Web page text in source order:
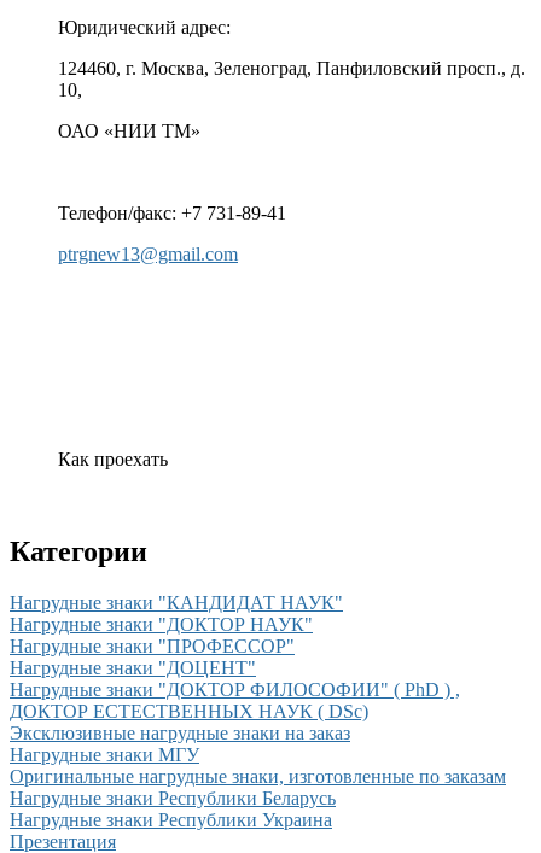
Юридический адрес:
124460, г. Москва, Зеленоград, Панфиловский просп., д.
10,
ОАО «НИИ ТМ»
Телефон/факс: +7 731-89-41
ptrgnew13@gmail.com
Как проехать
Категории
Нагрудные знаки "КАНДИДАТ НАУК"
Нагрудные знаки "ДОКТОР НАУК"
Нагрудные знаки "ПРОФЕССОР"
Нагрудные знаки "ДОЦЕНТ"
Нагрудные знаки "ДОКТОР ФИЛОСОФИИ" ( PhD ) ,
ДОКТОР ЕСТЕСТВЕННЫХ НАУК ( DSc)
Эксклюзивные нагрудные знаки на заказ
Нагрудные знаки МГУ
Оригинальные нагрудные знаки, изготовленные по заказам
Нагрудные знаки Республики Беларусь
Нагрудные знаки Республики Украина
Презентация